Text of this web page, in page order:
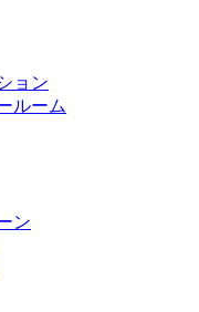
ョン
ルーム
ン